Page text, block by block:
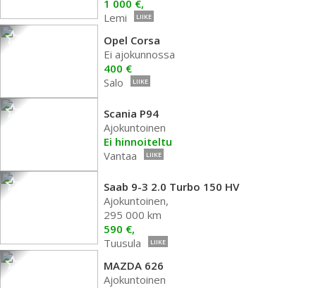
1 000 €,
Lemi
LIIKE
Opel Corsa
Ei ajokunnossa
400 €
Salo
LIIKE
Scania P94
Ajokuntoinen
Ei hinnoiteltu
Vantaa
LIIKE
Saab 9-3 2.0 Turbo 150 HV
Ajokuntoinen,
295 000 km
590 €,
Tuusula
LIIKE
MAZDA 626
Ajokuntoinen